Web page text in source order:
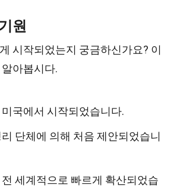
원
시작되었는지 궁금하신가요? 이
아봅시다.
국에서 시작되었습니다.
단체에 의해 처음 제안되었습니
세계적으로 빠르게 확산되었습